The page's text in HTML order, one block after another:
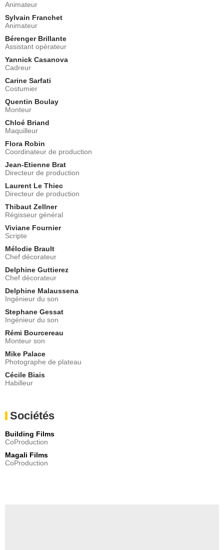
Animateur
Sylvain Franchet
Animateur
Bérenger Brillante
Assistant opérateur
Yannick Casanova
Cadreur
Carine Sarfati
Costumier
Quentin Boulay
Monteur
Chloé Briand
Maquilleur
Flora Robin
Coordinateur de production
Jean-Etienne Brat
Directeur de production
Laurent Le Thiec
Directeur de production
Thibaut Zellner
Régisseur général
Viviane Fournier
Scripte
Mélodie Brault
Chef décorateur
Delphine Guttierez
Chef décorateur
Delphine Malaussena
Ingénieur du son
Stephane Gessat
Ingénieur du son
Rémi Bourcereau
Monteur son
Mike Palace
Photographe de plateau
Cécile Biais
Habilleur
Sociétés
Building Films
CoProduction
Magali Films
CoProduction